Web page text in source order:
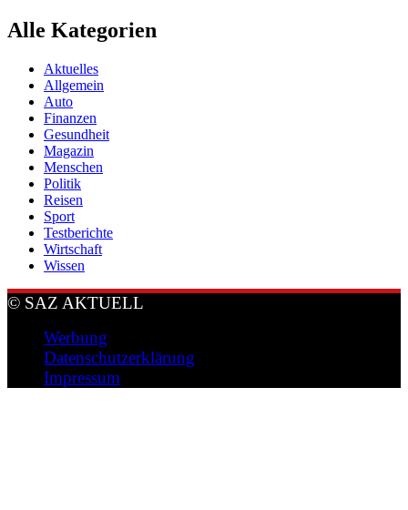
Alle Kategorien
Aktuelles
Allgemein
Auto
Finanzen
Gesundheit
Magazin
Menschen
Politik
Reisen
Sport
Testberichte
Wirtschaft
Wissen
© SAZ AKTUELL
Werbung
Datenschutzerklärung
Impressum